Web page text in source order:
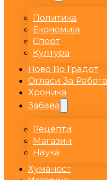
Политика
Економија
Спорт
Култура
Ново Во Градот
Огласи За Работа
Хроника
Забава
Рецепти
Магазин
Наука
Хуманост